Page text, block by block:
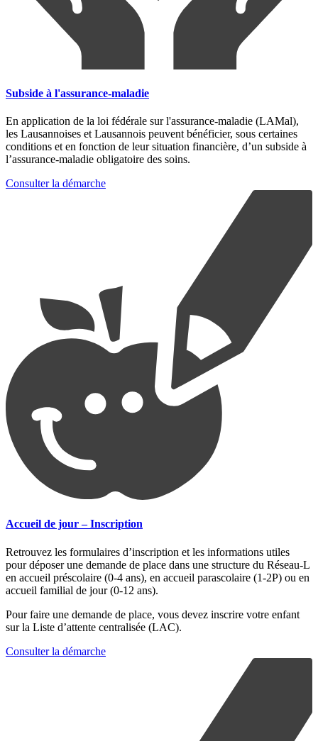
Subside à l'assurance-maladie
En application de la loi fédérale sur l'assurance-maladie (LAMal),
les Lausannoises et Lausannois peuvent bénéficier, sous certaines
conditions et en fonction de leur situation financière, d’un subside à
l’assurance-maladie obligatoire des soins.
Consulter la démarche
Accueil de jour – Inscription
Retrouvez les formulaires d’inscription et les informations utiles
pour déposer une demande de place dans une structure du Réseau-L
en accueil préscolaire (0-4 ans), en accueil parascolaire (1-2P) ou en
accueil familial de jour (0-12 ans).
Pour faire une demande de place, vous devez inscrire votre enfant
sur la Liste d’attente centralisée (LAC).
Consulter la démarche